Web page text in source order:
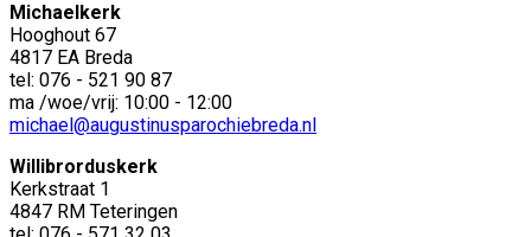
Michaelkerk
Hooghout 67
4817 EA Breda
tel: 076 - 521 90 87
ma /woe/vrij: 10:00 - 12:00
michael@augustinusparochiebreda.nl
Willibrorduskerk
Kerkstraat 1
4847 RM Teteringen